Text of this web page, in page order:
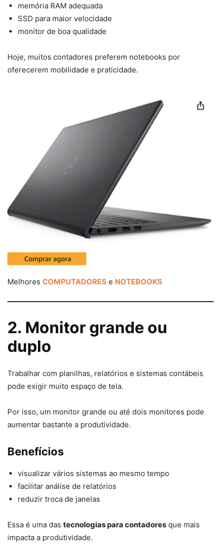
memória RAM adequada
SSD para maior velocidade
monitor de boa qualidade
Hoje, muitos contadores preferem notebooks por
oferecerem mobilidade e praticidade.
Melhores COMPUTADORES e NOTEBOOKS
2. Monitor grande ou
duplo
Trabalhar com planilhas, relatórios e sistemas contábeis
pode exigir muito espaço de tela.
Por isso, um monitor grande ou até dois monitores pode
aumentar bastante a produtividade.
Benefícios
visualizar vários sistemas ao mesmo tempo
facilitar análise de relatórios
reduzir troca de janelas
Essa é uma das tecnologias para contadores que mais
impacta a produtividade.